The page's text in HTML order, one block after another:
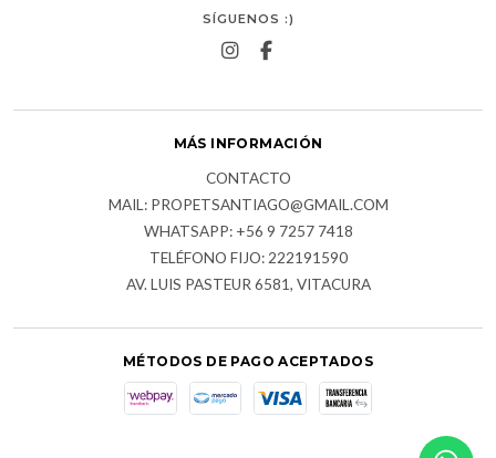
SÍGUENOS :)
MÁS INFORMACIÓN
CONTACTO
MAIL: PROPETSANTIAGO@GMAIL.COM
WHATSAPP: +56 9 7257 7418
TELÉFONO FIJO: 222191590
AV. LUIS PASTEUR 6581, VITACURA
MÉTODOS DE PAGO ACEPTADOS